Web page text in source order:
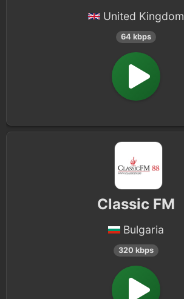
United Kingdom
64 kbps
Classic FM
Bulgaria
320 kbps